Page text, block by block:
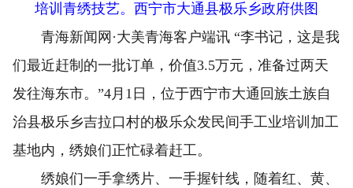
培训青绣技艺。西宁市大通县极乐乡政府供图
青海新闻网·大美青海客户端讯 “李书记，这是我
们最近赶制的一批订单，价值3.5万元，准备过两天
发往海东市。”4月1日，位于西宁市大通回族土族自
治县极乐乡吉拉口村的极乐众发民间手工业培训加工
基地内，绣娘们正忙碌着赶工。
绣娘们一手拿绣片、一手握针线，随着红、黄、